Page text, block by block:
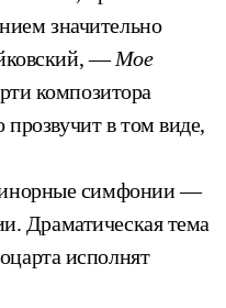
значительно
—Мое
композитора
в том виде,
симфонии —
Драматическая тема
исполнят